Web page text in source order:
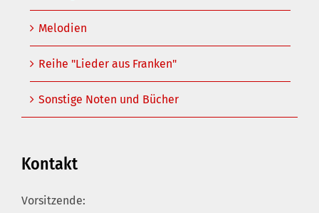
Melodien
Reihe "Lieder aus Franken"
Sonstige Noten und Bücher
Kontakt
Vorsitzende: